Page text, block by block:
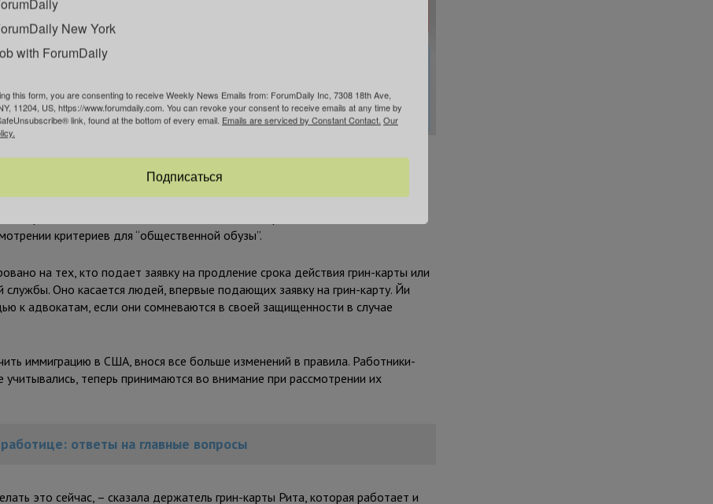
люди приезжали в страну и немедленно переходили на социальное
новое правило в августе.
страховка, расходы по которой несут работники и работодатели, а не
США заявил NPR, что пособие по безработице – это
критериев для “общественной обузы”.
на тех, кто подает заявку на продление срока действия грин-карты или
Оно касается людей, впервые подающих заявку на грин-карту. Йи
к адвокатам, если они сомневаются в своей защищенности в случае
иммиграцию в США, внося все больше изменений в правила. Работники-
теперь принимаются во внимание при рассмотрении их
ответы на главные вопросы
это сейчас, – сказала держатель грин-карты Рита, которая работает и
New York
with ForumDaily
this form, you are consenting to receive Weekly News Emails from: ForumDaily Inc, 7308 18th Ave,
11204, US, https://www.forumdaily.com. You can revoke your consent to receive emails at any time by
link, found at the bottom of every email. Emails are serviced by Constant Contact. Our
Подписаться